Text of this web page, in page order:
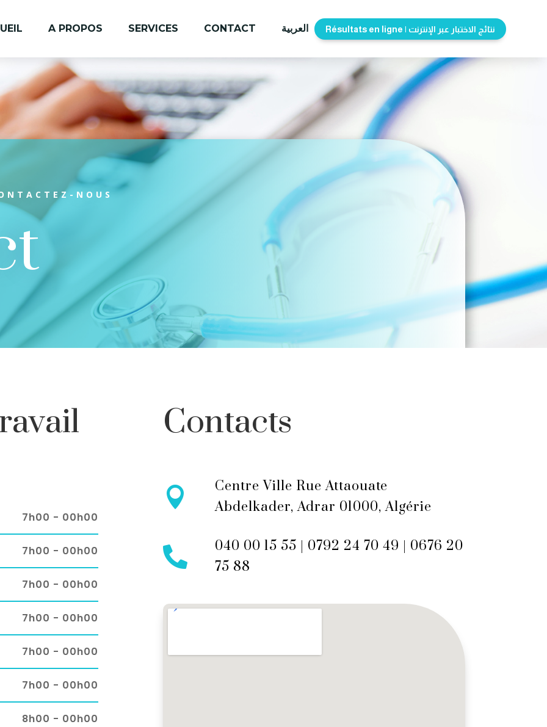
A PROPOS SERVICES CONTACT العربية Résultats en ligne | نتائج الاختبار عبر الإنترنت
NOUS
7h00 - 00h00
7h00 - 00h00
7h00 - 00h00
7h00 - 00h00
7h00 - 00h00
7h00 - 00h00
8h00 - 00h00
Contacts

Centre Ville Rue Attaouate
Abdelkader, Adrar 01000, Algérie

040 00 15 55 | 0792 24 70 49 | 0676 20
75 88